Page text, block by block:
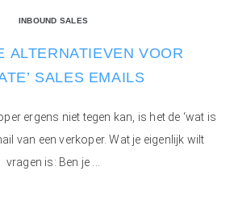
INBOUND SALES
ALTERNATIEVEN VOOR
SALES EMAILS
ergens niet tegen kan, is het de ‘wat is
van een verkoper. Wat je eigenlijk wilt
vragen is: Ben je ...